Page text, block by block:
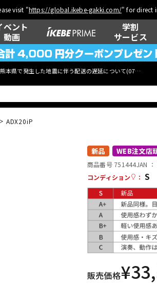
visit "https://global.ikebe-gakki.com/" for direct
ベント
動画
学割
サービス
熊本県で発生した地震に伴う配送の遅延について(07月29日
ウクレレ
その他楽器
レコーディン
グ機器
ADX20iP
新品 WEB注文店
商品番号 751444JAN ：
コンディション
： S
販売価格¥